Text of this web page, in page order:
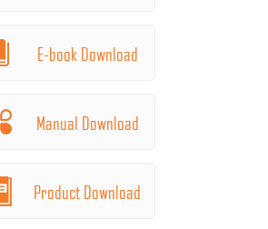
E-book Download
Manual Download
Product Download